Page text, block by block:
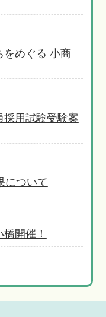
めぐる 小商
用試験受験案
について
開催！